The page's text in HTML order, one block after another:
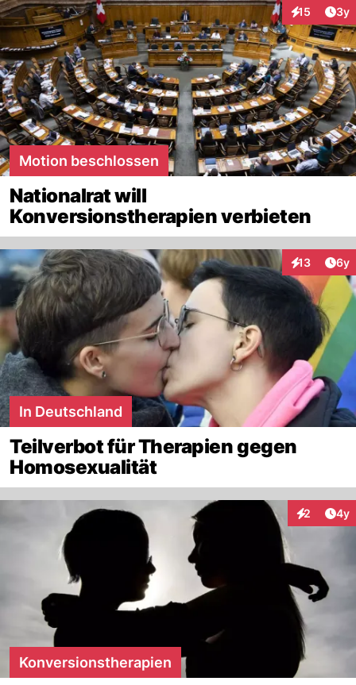
15 3y
Motion beschlossen
Nationalrat will
Konversionstherapien verbieten
13 6y
In Deutschland
Teilverbot für Therapien gegen
Homosexualität
2 4y
Konversionstherapien